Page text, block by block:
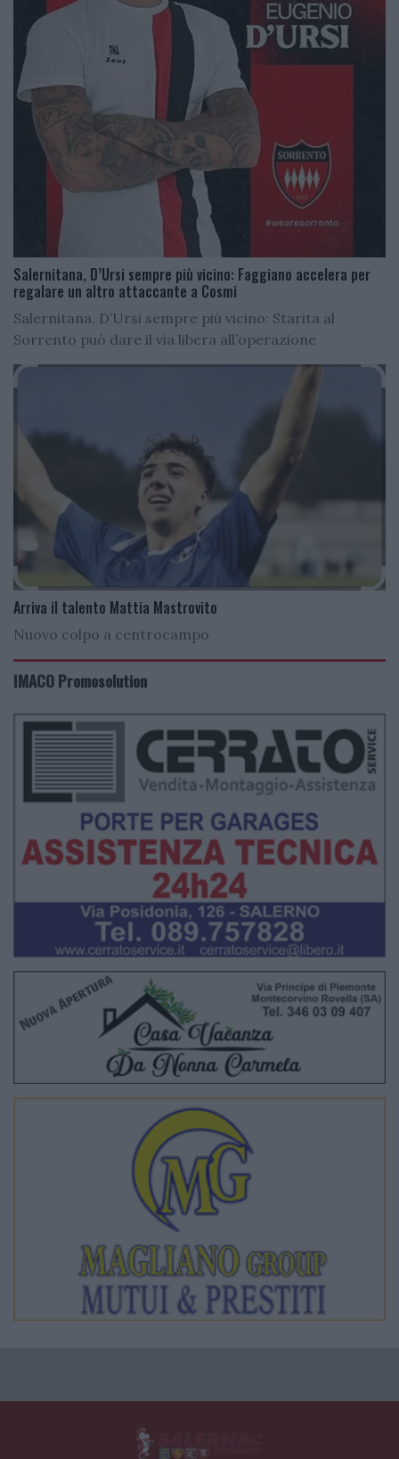
Salernitana, D’Ursi sempre più vicino: Faggiano accelera per
regalare un altro attaccante a Cosmi
Salernitana, D’Ursi sempre più vicino: Starita al
Sorrento può dare il via libera all’operazione
Arriva il talento Mattia Mastrovito
Nuovo colpo a centrocampo
IMACO Promosolution